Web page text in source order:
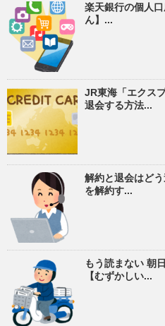
楽天銀行の個人
ん】...
JR東海「エクス
退会する方法...
解約と退会はど
を解約す...
もう読まない 朝
【むずかしい...